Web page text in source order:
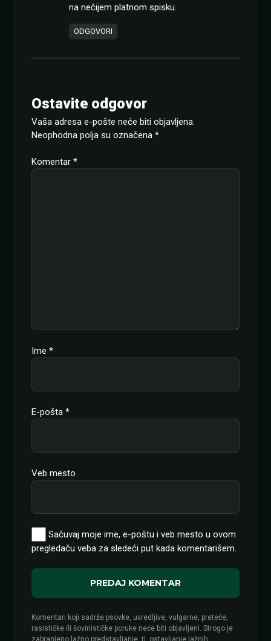
na nečijem platnom spisku.
ODGOVORI
Ostavite odgovor
Vaša adresa e-pošte neće biti objavljena.
Neophodna polja su označena *
Komentar *
Ime *
E-pošta *
Veb mesto
Sačuvaj moje ime, e-poštu i veb mesto u ovom
pregledaču veba za sledeći put kada komentarišem.
Komentari koji sadrže psovke, uvredljive, vulgarne, preteće,
rasističke ili šovinističke poruke neće biti objavljeni. Strogo je
zabranjeno lažno predstavljanje, tj. ostavljanje lažnih